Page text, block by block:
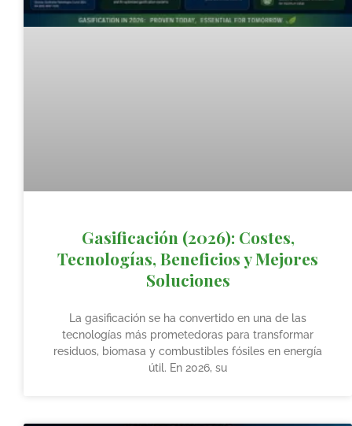
Gasificación (2026): Costes,
Tecnologías, Beneficios y Mejores
Soluciones
La gasificación se ha convertido en una de las
tecnologías más prometedoras para transformar
residuos, biomasa y combustibles fósiles en energía
útil. En 2026, su